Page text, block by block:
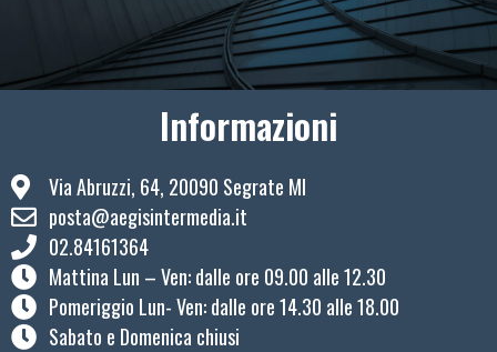
Informazioni
Via Abruzzi, 64, 20090 Segrate MI
posta@aegisintermedia.it
02.84161364
Mattina Lun – Ven: ​dalle ore 09.00 alle 12.30
Pomeriggio Lun- Ven: dalle ore 14.30 alle 18.00
Sabato e Domenica chiusi